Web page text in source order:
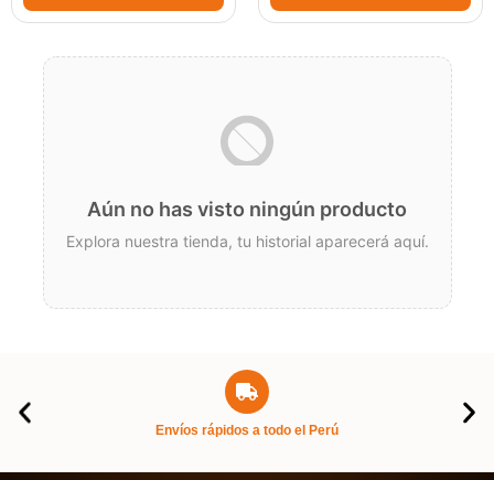
Aún no has visto ningún producto
Explora nuestra tienda, tu historial aparecerá aquí.
Envíos rápidos a todo el Perú